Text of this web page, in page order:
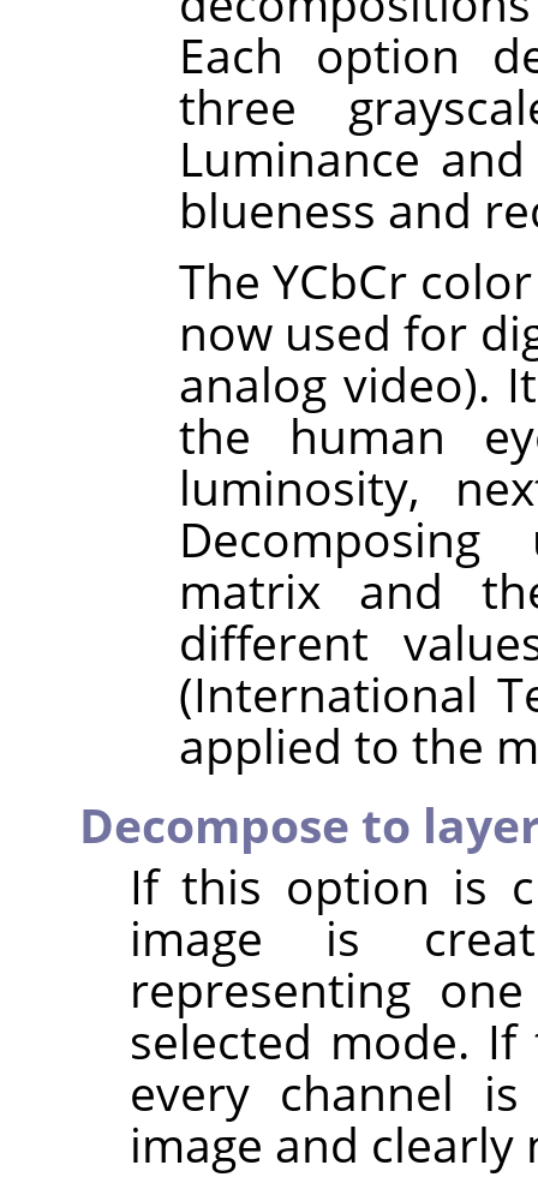
Each option
three
Luminance
blueness and
The YCbCr
now used for
analog video).
the human
luminosity,
matrix and
different
(International
applied to the
Decompose to
If this option is
image is
representing
selected mode.
every channel
image and